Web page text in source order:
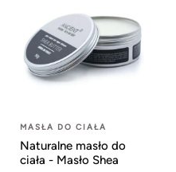
MASŁA DO CIAŁA
Naturalne masło do
ciała - Masło Shea